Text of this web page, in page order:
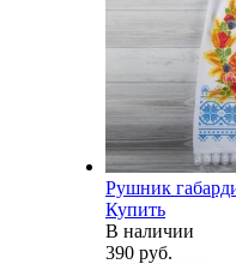
Рушник
Купить
В наличии
390 руб.